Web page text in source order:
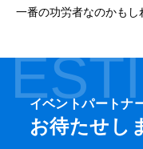
一番の功労者なのかもし
イベントパートナ
お待たせし